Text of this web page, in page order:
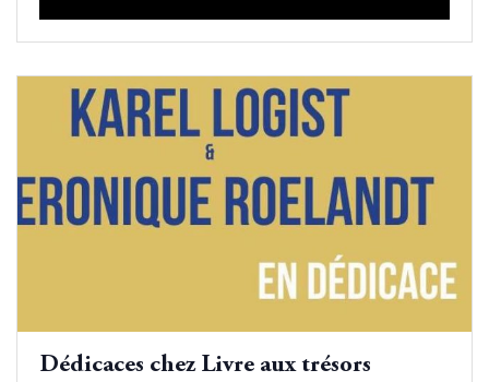
Dédicaces chez Livre aux trésors